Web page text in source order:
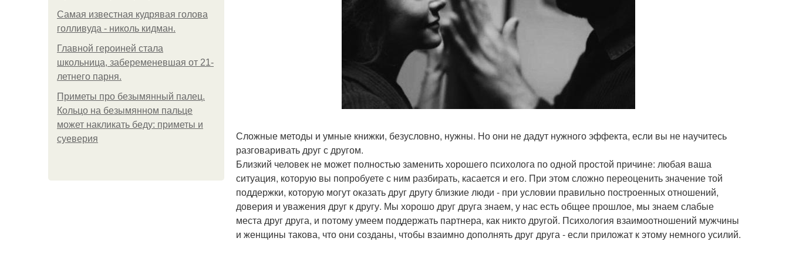
Самая известная кудрявая голова
голливуда - николь кидман.
Главной героиней стала
школьница, забеременевшая от 21-
летнего парня.
Приметы про безымянный палец.
Кольцо на безымянном пальце
может накликать беду: приметы и
суеверия
Сложные методы и умные книжки, безусловно, нужны. Но они не дадут нужного эффекта, если вы не научитесь
разговаривать друг с другом.
Близкий человек не может полностью заменить хорошего психолога по одной простой причине: любая ваша
ситуация, которую вы попробуете с ним разбирать, касается и его. При этом сложно переоценить значение той
поддержки, которую могут оказать друг другу близкие люди - при условии правильно построенных отношений,
доверия и уважения друг к другу. Мы хорошо друг друга знаем, у нас есть общее прошлое, мы знаем слабые
места друг друга, и потому умеем поддержать партнера, как никто другой. Психология взаимоотношений мужчины
и женщины такова, что они созданы, чтобы взаимно дополнять друг друга - если приложат к этому немного усилий.